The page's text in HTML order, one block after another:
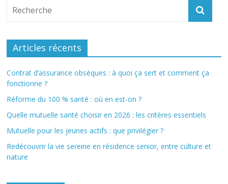
Articles récents
Contrat d’assurance obsèques : à quoi ça sert et comment ça
fonctionne ?
Réforme du 100 % santé : où en est-on ?
Quelle mutuelle santé choisir en 2026 : les critères essentiels
Mutuelle pour les jeunes actifs : que privilégier ?
Redécouvrir la vie sereine en résidence senior, entre culture et
nature